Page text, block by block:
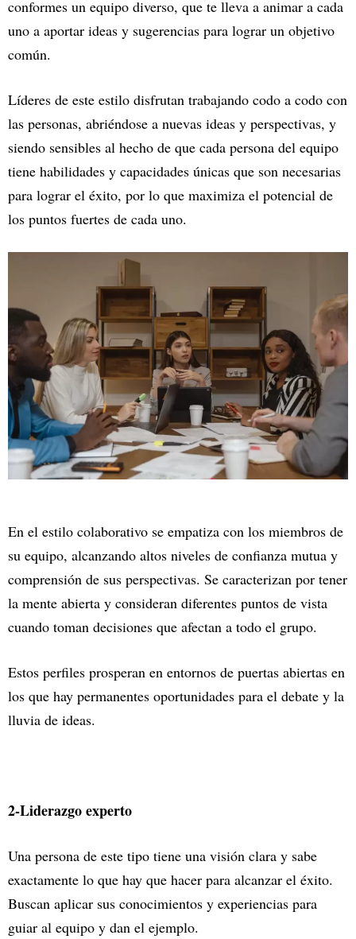
conformes un equipo diverso, que te lleva a animar a cada
uno a aportar ideas y sugerencias para lograr un objetivo
común.
Líderes de este estilo disfrutan trabajando codo a codo con
las personas, abriéndose a nuevas ideas y perspectivas, y
siendo sensibles al hecho de que cada persona del equipo
tiene habilidades y capacidades únicas que son necesarias
para lograr el éxito, por lo que maximiza el potencial de
los puntos fuertes de cada uno.
En el estilo colaborativo se empatiza con los miembros de
su equipo, alcanzando altos niveles de confianza mutua y
comprensión de sus perspectivas. Se caracterizan por tener
la mente abierta y consideran diferentes puntos de vista
cuando toman decisiones que afectan a todo el grupo.
Estos perfiles prosperan en entornos de puertas abiertas en
los que hay permanentes oportunidades para el debate y la
lluvia de ideas.
2-Liderazgo experto
Una persona de este tipo tiene una visión clara y sabe
exactamente lo que hay que hacer para alcanzar el éxito.
Buscan aplicar sus conocimientos y experiencias para
guiar al equipo y dan el ejemplo.